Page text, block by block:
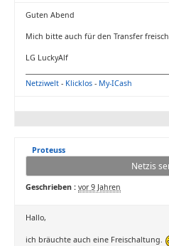
Guten Abend
Mich bitte auch für den Transfer
LG LuckyAlf
Netziwelt - Klicklos - My-ICash
Proteuss
Netzis
Geschrieben : vor 9 Jahren
Hallo,
ich bräuchte auch eine Freischaltung.